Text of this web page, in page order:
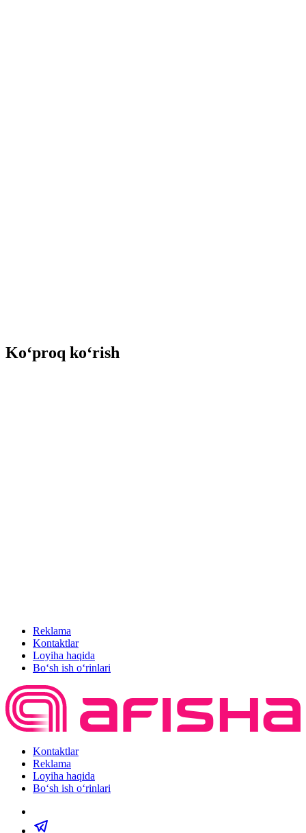
Ko‘proq ko‘rish
Reklama
Kontaktlar
Loyiha haqida
Bo‘sh ish o‘rinlari
Kontaktlar
Reklama
Loyiha haqida
Bo‘sh ish o‘rinlari